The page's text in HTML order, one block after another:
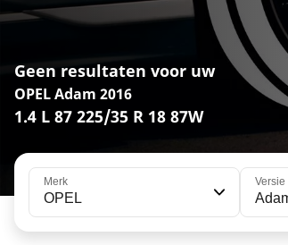
Geen resultaten voor uw
OPEL Adam 2016
1.4 L 87 225/35 R 18 87W
Merk
OPEL
Versie